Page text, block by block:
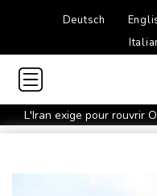
Deutsch
L'Iran exige pour rouvrir
"toutes" ses conditions